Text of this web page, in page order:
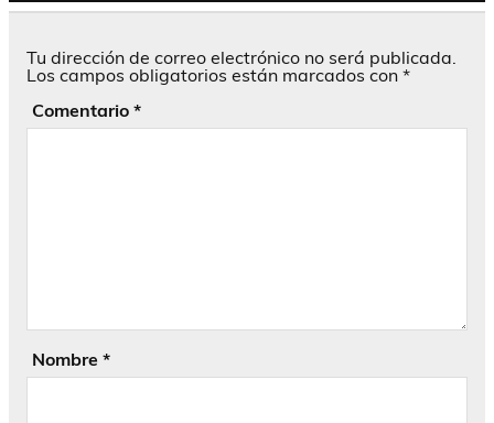
Tu dirección de correo electrónico no será publicada.
Los campos obligatorios están marcados con *
Comentario *
Nombre *